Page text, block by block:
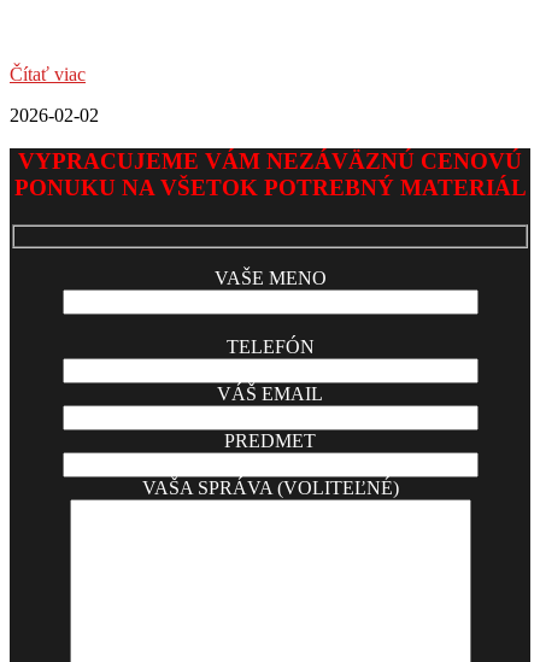
Čítať viac
2026-02-02
VYPRACUJEME VÁM NEZÁVÄZNÚ CENOVÚ
PONUKU NA VŠETOK POTREBNÝ MATERIÁL
VAŠE MENO
TELEFÓN
VÁŠ EMAIL
PREDMET
VAŠA SPRÁVA (VOLITEĽNÉ)